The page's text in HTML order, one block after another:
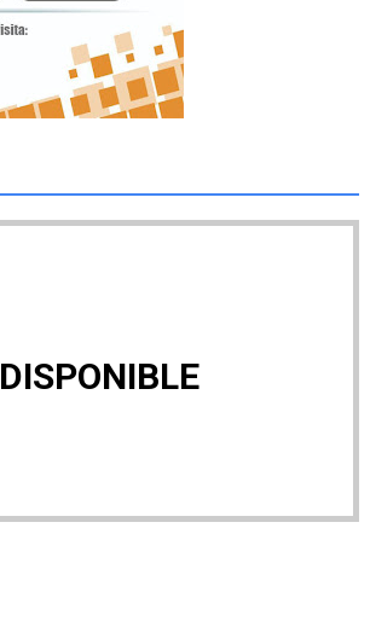
DISPONIBLE